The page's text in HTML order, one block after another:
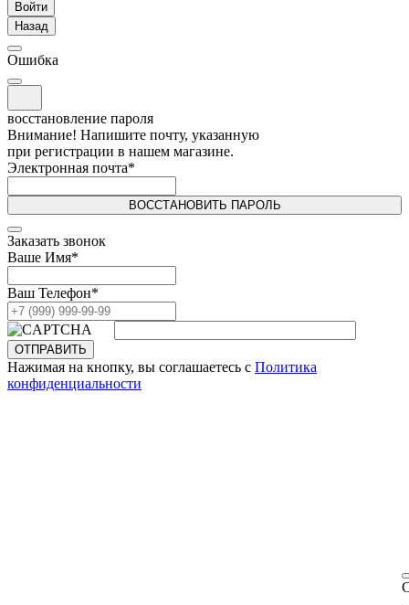
Войти
Назад
Ошибка
восстановление пароля
Внимание! Напишите почту, указанную
при регистрации в нашем магазине.
Электронная почта*
ВОССТАНОВИТЬ ПАРОЛЬ
Заказать звонок
Ваше Имя*
Ваш Телефон*
ОТПРАВИТЬ
Нажимая на кнопку, вы соглашаетесь с Политика
конфиденциальности